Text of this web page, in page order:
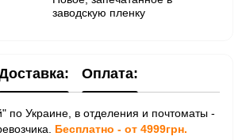
заводскую пленку
Оплата:
по Украине, в отделения и почтоматы -
Бесплатно - от 4999грн.